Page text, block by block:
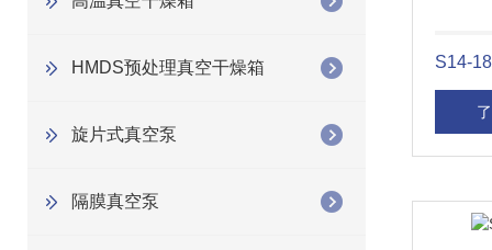
HMDS预处理真空干燥箱
旋片式真空泵
隔膜真空泵
S14-